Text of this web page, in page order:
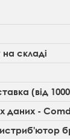
на складі
(від
даних -